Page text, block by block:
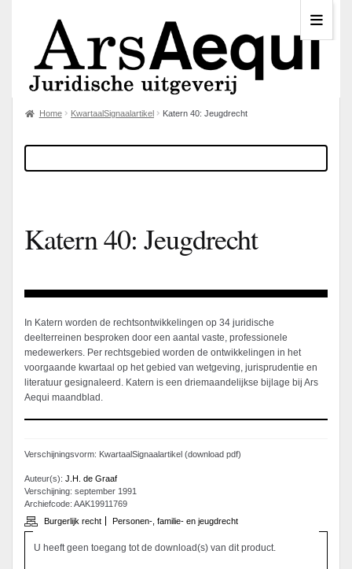
Home KwartaalSignaalartikel Katern 40: Jeugdrecht
Katern 40: Jeugdrecht
In Katern worden de rechtsontwikkelingen op 34 juridische
deelterreinen besproken door een aantal vaste, professionele
medewerkers. Per rechtsgebied worden de ontwikkelingen in het
voorgaande kwartaal op het gebied van wetgeving, jurisprudentie en
literatuur gesignaleerd. Katern is een driemaandelijkse bijlage bij Ars
Aequi maandblad.
Verschijningsvorm: KwartaalSignaalartikel (download pdf)
Auteur(s): J.H. de Graaf
Verschijning: september 1991
Archiefcode: AAK19911769
Burgerlijk recht
Personen-, familie- en jeugdrecht
U heeft geen toegang tot de download(s) van dit product.